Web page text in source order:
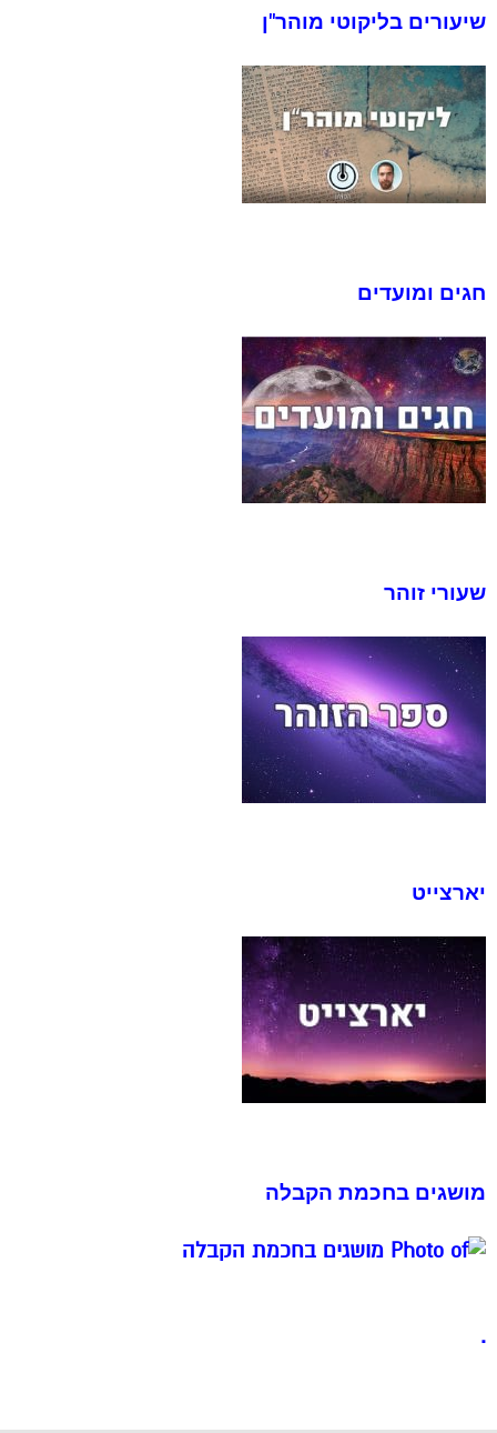
שיעורים בליקוטי מוהר"ן
חגים ומועדים
שעורי זוהר
יארצייט
מושגים בחכמת הקבלה
.